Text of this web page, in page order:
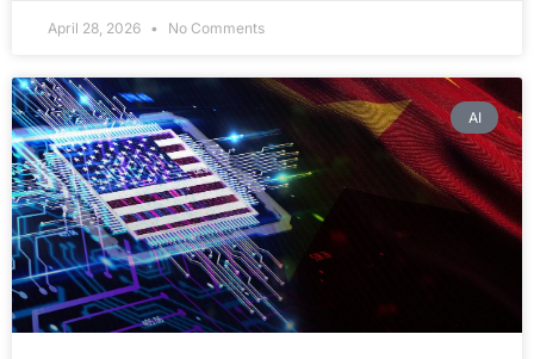
April 28, 2026 No Comments
AI